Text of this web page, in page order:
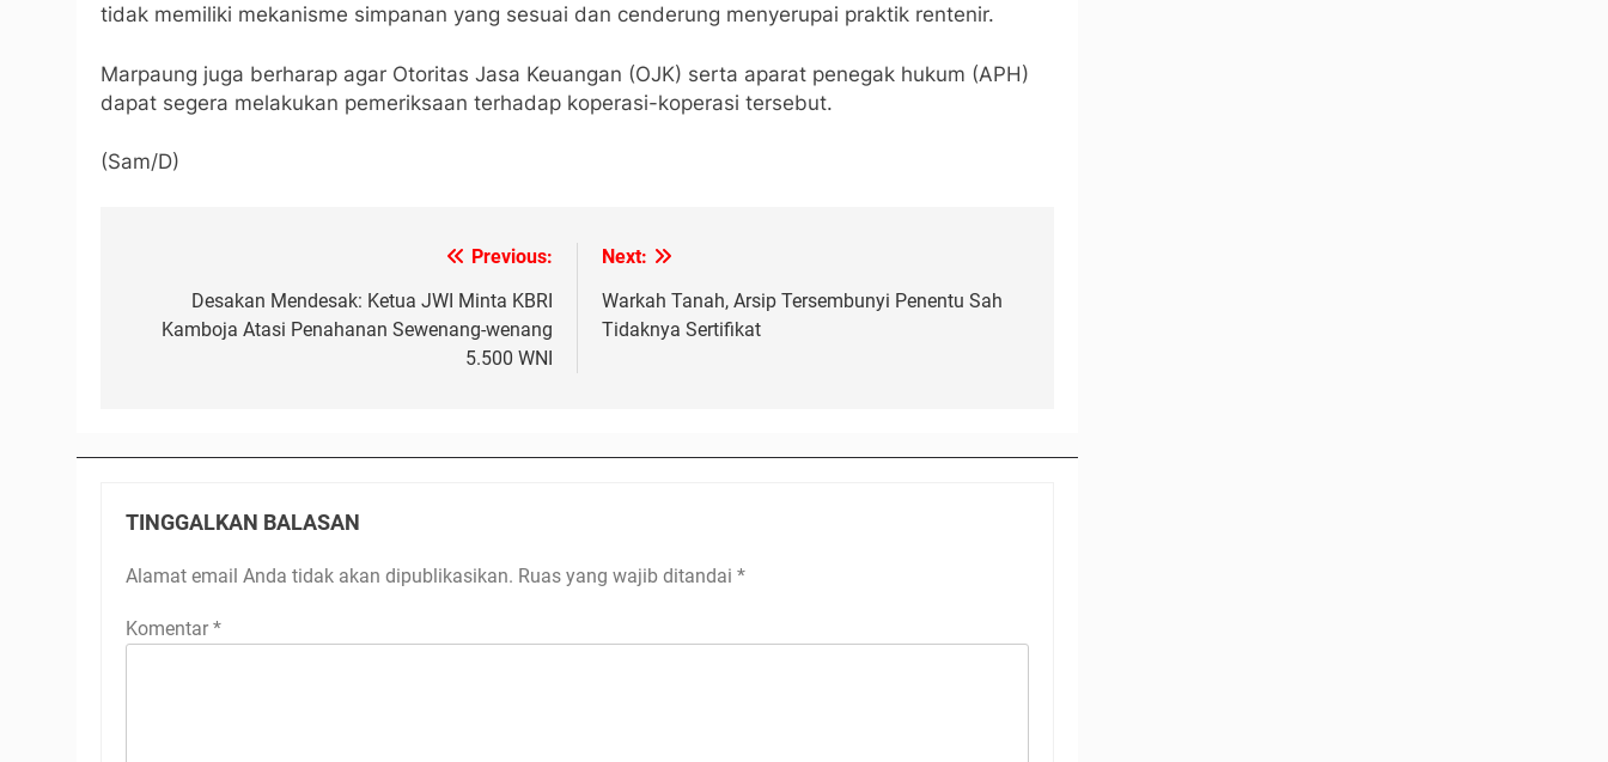
tidak memiliki mekanisme simpanan yang sesuai dan cenderung menyerupai praktik rentenir.
Marpaung juga berharap agar Otoritas Jasa Keuangan (OJK) serta aparat penegak hukum (APH)
dapat segera melakukan pemeriksaan terhadap koperasi-koperasi tersebut.
(Sam/D)
Previous:
Desakan Mendesak: Ketua JWI Minta KBRI
Kamboja Atasi Penahanan Sewenang-wenang
5.500 WNI
Next:
Warkah Tanah, Arsip Tersembunyi Penentu Sah
Tidaknya Sertifikat
TINGGALKAN BALASAN
Alamat email Anda tidak akan dipublikasikan. Ruas yang wajib ditandai *
Komentar *